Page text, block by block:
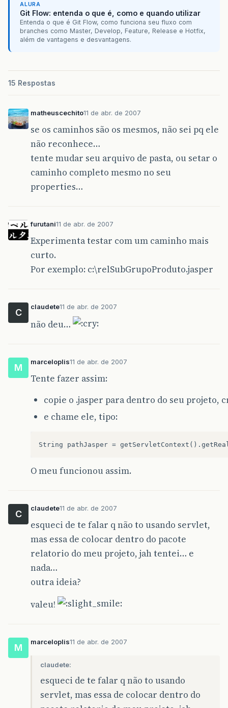
ALURA
Git Flow: entenda o que é, como e quando utilizar
Entenda o que é Git Flow, como funciona seu fluxo com
branches como Master, Develop, Feature, Release e Hotfix,
além de vantagens e desvantagens.
15 Respostas
matheuscechito11 de abr. de 2007
se os caminhos são os mesmos, não sei pq ele
não reconhece…
tente mudar seu arquivo de pasta, ou setar o
caminho completo mesmo no seu
properties…
furutani11 de abr. de 2007
Experimenta testar com um caminho mais
curto.
Por exemplo: c:\relSubGrupoProduto.jasper
C
claudete11 de abr. de 2007
não deu…
M
marceloplis11 de abr. de 2007
Tente fazer assim:
copie o .jasper para dentro do seu projeto,
e chame ele, tipo:
O meu funcionou assim.
C
claudete11 de abr. de 2007
esqueci de te falar q não to usando servlet,
mas essa de colocar dentro do pacote
relatorio do meu projeto, jah tentei… e
nada…
outra ideia?
valeu!
M
marceloplis11 de abr. de 2007
claudete:
esqueci de te falar q não to usando
servlet, mas essa de colocar dentro do